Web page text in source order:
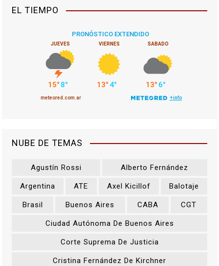
EL TIEMPO
NUBE DE TEMAS
Agustín Rossi Alberto Fernández
Argentina ATE Axel Kicillof Balotaje
Brasil Buenos Aires CABA CGT
Ciudad Autónoma De Buenos Aires
Corte Suprema De Justicia
Cristina Fernández De Kirchner